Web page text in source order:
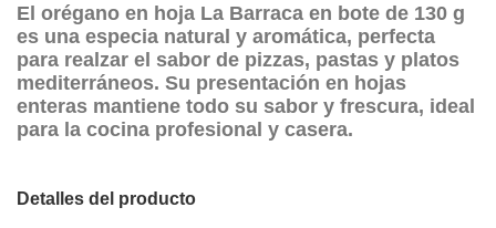
El orégano en hoja La Barraca en bote de 130 g
es una especia natural y aromática, perfecta
para realzar el sabor de pizzas, pastas y platos
mediterráneos. Su presentación en hojas
enteras mantiene todo su sabor y frescura, ideal
para la cocina profesional y casera.
Detalles del producto